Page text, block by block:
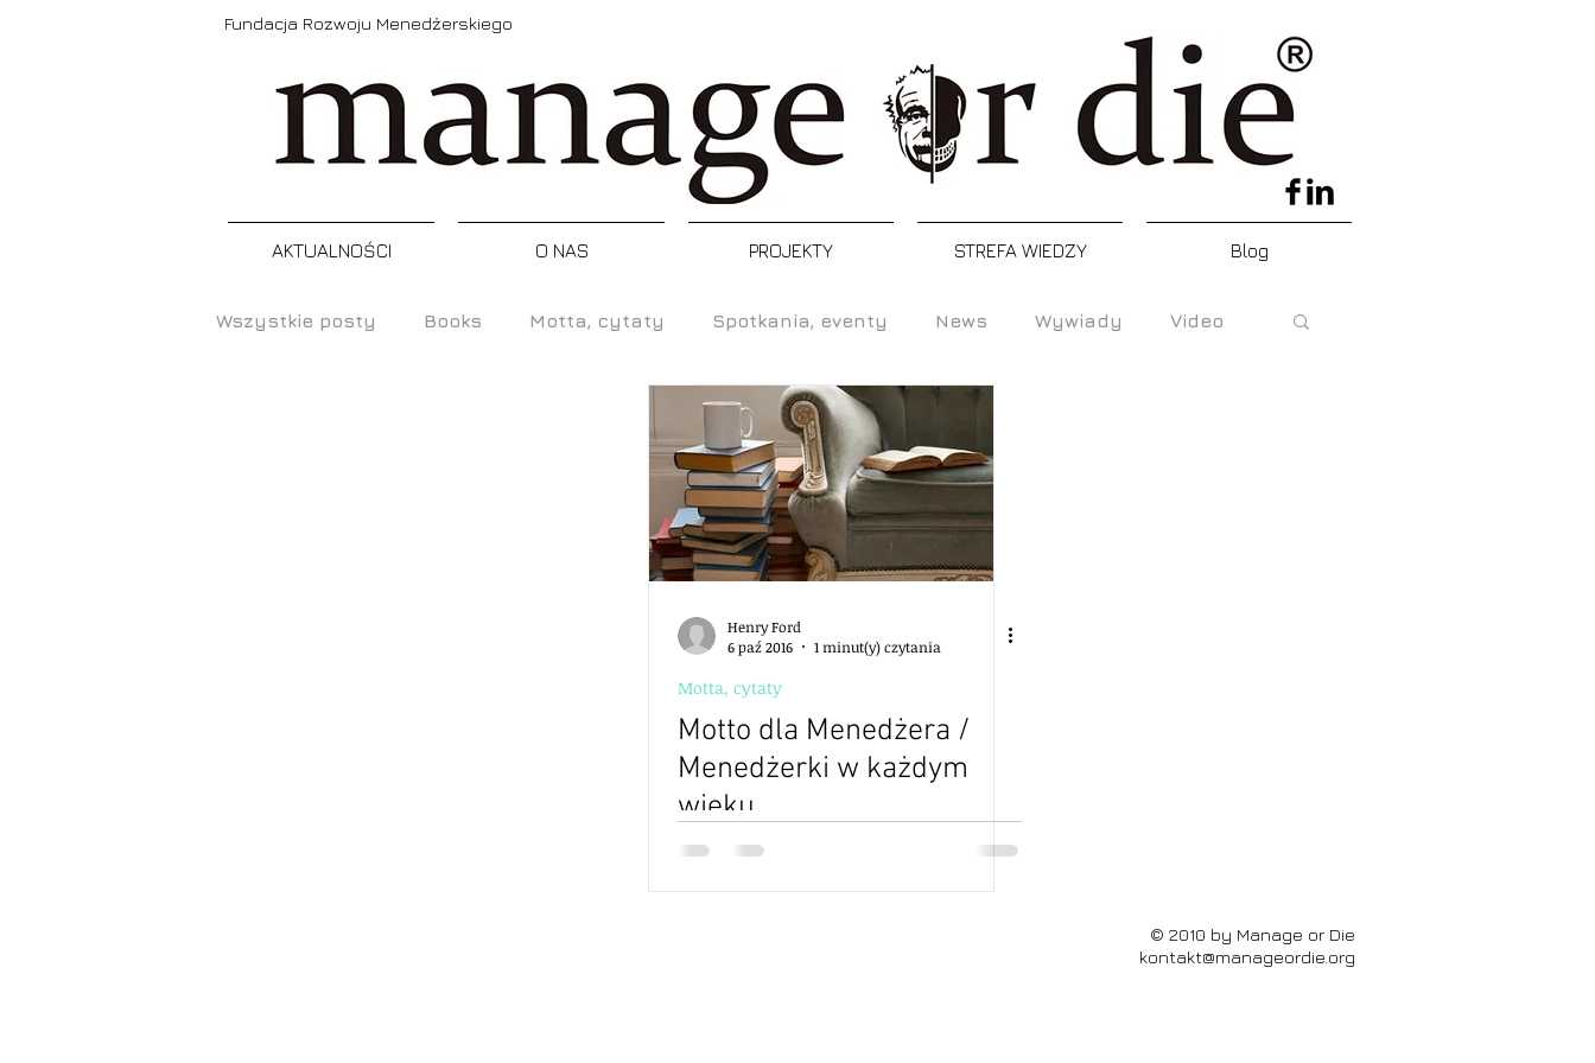
Fundacja Rozwoju Menedżerskiego
AKTUALNOŚCI O NAS PROJEKTY STREFA WIEDZY Blog
Wszystkie posty Books Motta, cytaty Spotkania, eventy News Wywiady Video
Artykuły Podcast
Szkolenia, programy, certyfikacje Postacie Managerski Krwawy piątek
Henry Ford
6 paź 2016
1 minut(y) czytania
Motta, cytaty
Motto dla Menedżera /
Menedżerki w każdym
wieku
© 2010 by Manage or Die
kontakt@manageordie.org